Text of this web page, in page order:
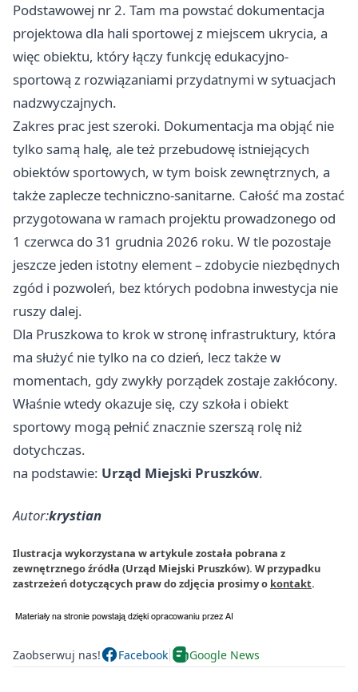
Podstawowej nr 2. Tam ma powstać dokumentacja
projektowa dla hali sportowej z miejscem ukrycia, a
więc obiektu, który łączy funkcję edukacyjno-
sportową z rozwiązaniami przydatnymi w sytuacjach
nadzwyczajnych.
Zakres prac jest szeroki. Dokumentacja ma objąć nie
tylko samą halę, ale też przebudowę istniejących
obiektów sportowych, w tym boisk zewnętrznych, a
także zaplecze techniczno-sanitarne. Całość ma zostać
przygotowana w ramach projektu prowadzonego od
1 czerwca do 31 grudnia 2026 roku. W tle pozostaje
jeszcze jeden istotny element – zdobycie niezbędnych
zgód i pozwoleń, bez których podobna inwestycja nie
ruszy dalej.
Dla Pruszkowa to krok w stronę infrastruktury, która
ma służyć nie tylko na co dzień, lecz także w
momentach, gdy zwykły porządek zostaje zakłócony.
Właśnie wtedy okazuje się, czy szkoła i obiekt
sportowy mogą pełnić znacznie szerszą rolę niż
dotychczas.
na podstawie: Urząd Miejski Pruszków.
Autor:krystian
Ilustracja wykorzystana w artykule została pobrana z
zewnętrznego źródła (Urząd Miejski Pruszków). W przypadku
zastrzeżeń dotyczących praw do zdjęcia prosimy o kontakt.
Zaobserwuj nas! Facebook Google News